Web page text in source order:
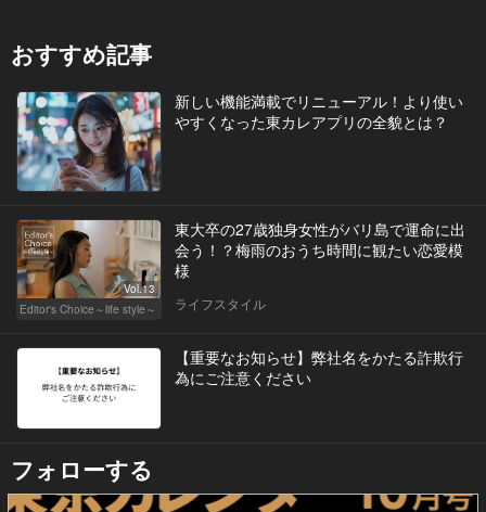
おすすめ記事
新しい機能満載でリニューアル！より使い
やすくなった東カレアプリの全貌とは？
Vol.13
Editor's Choice～life style～
東大卒の27歳独身女性がバリ島で運命に出
会う！？梅雨のおうち時間に観たい恋愛模
様
ライフスタイル
【重要なお知らせ】弊社名をかたる詐欺行
為にご注意ください
フォローする